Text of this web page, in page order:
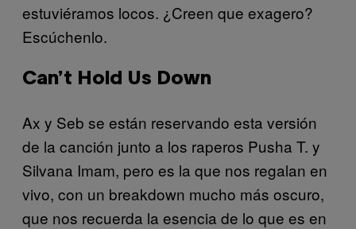
estuviéramos locos. ¿Creen que exagero?
Escúchenlo.
Can’t Hold Us Down
Ax y Seb se están reservando esta versión
de la canción junto a los raperos Pusha T. y
Silvana Imam, pero es la que nos regalan en
vivo, con un breakdown mucho más oscuro,
que nos recuerda la esencia de lo que es en